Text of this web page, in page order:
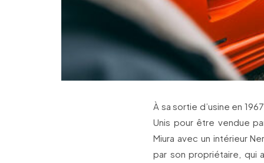
À sa sortie d’usine en
Unis pour être vendue
Miura avec un intérieur
par son propriétaire, qui